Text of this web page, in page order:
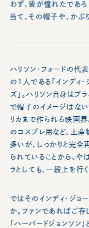
わず、皆が憧れたであろ
当て、その帽子や、かぶ
ハリソン・フォードの代
の1人である「インディ・
ズ」。ハリソン自身はプ
で帽子のイメージはない
リカまで作られる映画界
のコスプレ用など、土産
多いが、しっかりと完
られていることから、
ラとしても、一段上を行
ではそのインディ・ジョ
か。ファンであればご存
「ハーバードジョンソン